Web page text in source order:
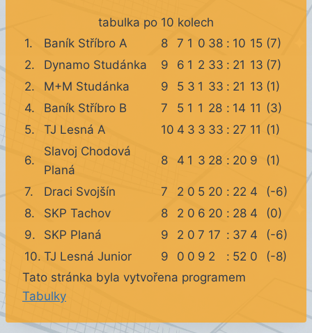
tabulka po 10 kolech
1.
Baník Stříbro A 8 7 1 0 38 : 10 15 (7)
2.
Dynamo Studánka 9 6 1 2 33 : 21 13 (7)
2.
M+M Studánka 9 5 3 1 33 : 21 13 (1)
4.
Baník Stříbro B 7 5 1 1 28 : 14 11 (3)
5.
TJ Lesná A 10 4 3 3 33 : 27 11 (1)
6.
Slavoj Chodová
Planá
8 4 1 3 28 : 20 9 (1)
7. Draci Svojšín 7 2 0 5 20 : 22 4
(-6)
8.
SKP Tachov 8 2 0 6 20 : 28 4
(0)
9.
SKP Planá 9 2 0 7 17 : 37 4
(-6)
10. TJ Lesná Junior 9 0 0 9 2 : 52 0
(-8)
Tato stránka byla vytvořena programem
Tabulky